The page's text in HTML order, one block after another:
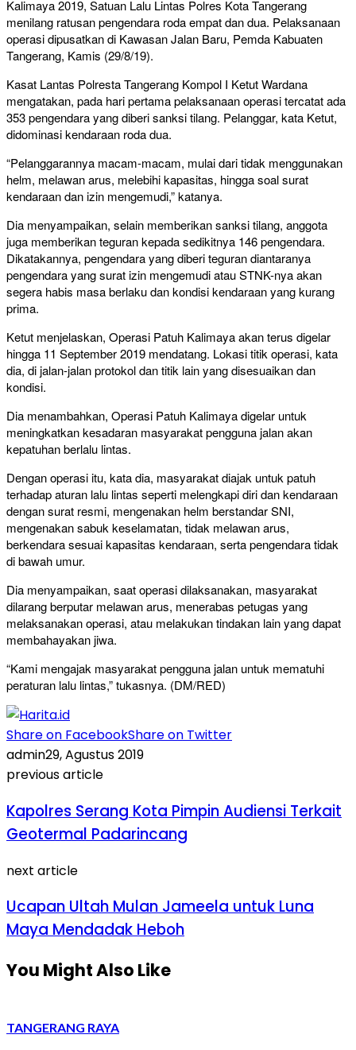
Kalimaya 2019, Satuan Lalu Lintas Polres Kota Tangerang
menilang ratusan pengendara roda empat dan dua. Pelaksanaan
operasi dipusatkan di Kawasan Jalan Baru, Pemda Kabuaten
Tangerang, Kamis (29/8/19).
Kasat Lantas Polresta Tangerang Kompol I Ketut Wardana
mengatakan, pada hari pertama pelaksanaan operasi tercatat ada
353 pengendara yang diberi sanksi tilang. Pelanggar, kata Ketut,
didominasi kendaraan roda dua.
“Pelanggarannya macam-macam, mulai dari tidak menggunakan
helm, melawan arus, melebihi kapasitas, hingga soal surat
kendaraan dan izin mengemudi,” katanya.
Dia menyampaikan, selain memberikan sanksi tilang, anggota
juga memberikan teguran kepada sedikitnya 146 pengendara.
Dikatakannya, pengendara yang diberi teguran diantaranya
pengendara yang surat izin mengemudi atau STNK-nya akan
segera habis masa berlaku dan kondisi kendaraan yang kurang
prima.
Ketut menjelaskan, Operasi Patuh Kalimaya akan terus digelar
hingga 11 September 2019 mendatang. Lokasi titik operasi, kata
dia, di jalan-jalan protokol dan titik lain yang disesuaikan dan
kondisi.
Dia menambahkan, Operasi Patuh Kalimaya digelar untuk
meningkatkan kesadaran masyarakat pengguna jalan akan
kepatuhan berlalu lintas.
Dengan operasi itu, kata dia, masyarakat diajak untuk patuh
terhadap aturan lalu lintas seperti melengkapi diri dan kendaraan
dengan surat resmi, mengenakan helm berstandar SNI,
mengenakan sabuk keselamatan, tidak melawan arus,
berkendara sesuai kapasitas kendaraan, serta pengendara tidak
di bawah umur.
Dia menyampaikan, saat operasi dilaksanakan, masyarakat
dilarang berputar melawan arus, menerabas petugas yang
melaksanakan operasi, atau melakukan tindakan lain yang dapat
membahayakan jiwa.
“Kami mengajak masyarakat pengguna jalan untuk mematuhi
peraturan lalu lintas,” tukasnya. (DM/RED)
Share on FacebookShare on Twitter
admin29, Agustus 2019
previous article
Kapolres Serang Kota Pimpin Audiensi Terkait
Geotermal Padarincang
next article
Ucapan Ultah Mulan Jameela untuk Luna
Maya Mendadak Heboh
You Might Also Like
TANGERANG RAYA